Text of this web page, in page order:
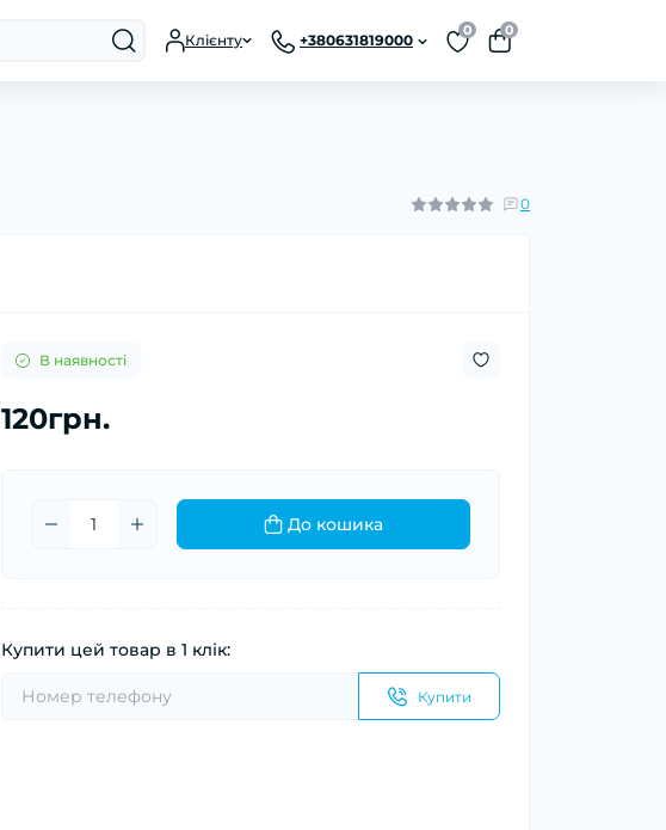
Клієнту +380631819000
0 0
0
В наявності
120грн.
До кошика
Купити цей товар в 1 клік:
Купити